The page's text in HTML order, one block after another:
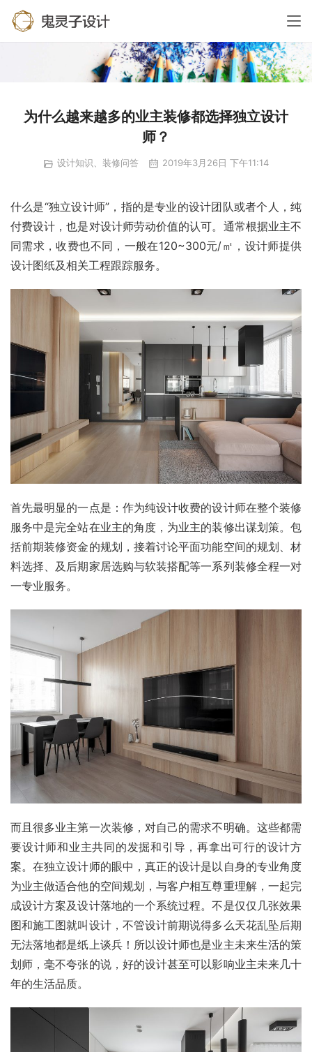
为什么越来越多的业主装修都选择独立设计
师？
设计知识、装修问答 2019年3月26日 下午11:14
什么是“独立设计师”，指的是专业的设计团队或者个人，纯
付费设计，也是对设计师劳动价值的认可。通常根据业主不
同需求，收费也不同，一般在120~300元/㎡，设计师提供
设计图纸及相关工程跟踪服务。
首先最明显的一点是：作为纯设计收费的设计师在整个装修
服务中是完全站在业主的角度，为业主的装修出谋划策。包
括前期装修资金的规划，接着讨论平面功能空间的规划、材
料选择、及后期家居选购与软装搭配等一系列装修全程一对
一专业服务。
而且很多业主第一次装修，对自己的需求不明确。这些都需
要设计师和业主共同的发掘和引导，再拿出可行的设计方
案。在独立设计师的眼中，真正的设计是以自身的专业角度
为业主做适合他的空间规划，与客户相互尊重理解，一起完
成设计方案及设计落地的一个系统过程。不是仅仅几张效果
图和施工图就叫设计，不管设计前期说得多么天花乱坠后期
无法落地都是纸上谈兵！所以设计师也是业主未来生活的策
划师，毫不夸张的说，好的设计甚至可以影响业主未来几十
年的生活品质。